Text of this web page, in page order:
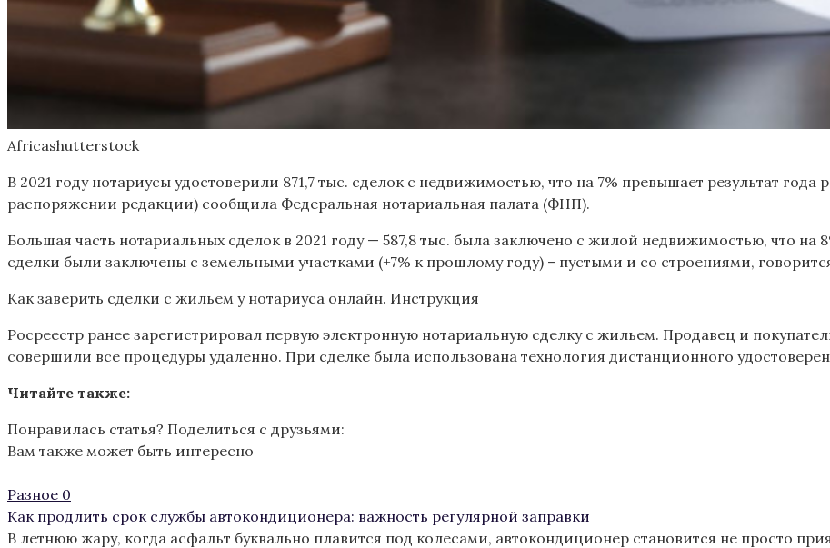
Africashutterstock
В 2021 году нотариусы удостоверили 871,7 тыс. сделок с недвижимостью, что на 7% превышает результат года
распоряжении редакции) сообщила Федеральная нотариальная палата (ФНП).
Большая часть нотариальных сделок в 2021 году — 587,8 тыс. была заключено с жилой недвижимостью, что на
сделки были заключены с земельными участками (+7% к прошлому году) – пустыми и со строениями,
Как заверить сделки с жильем у нотариуса онлайн. Инструкция
Росреестр ранее зарегистрировал первую электронную нотариальную сделку с жильем. Продавец и
совершили все процедуры удаленно. При сделке была использована технология дистанционного
Читайте также:
Понравилась статья? Поделиться с друзьями:
Вам также может быть интересно
Разное 0
Как продлить срок службы автокондиционера: важность регулярной заправки
В летнюю жару, когда асфальт буквально плавится под колесами, автокондиционер становится не просто